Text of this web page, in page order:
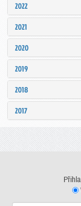
2022
2021
2020
2019
2018
2017